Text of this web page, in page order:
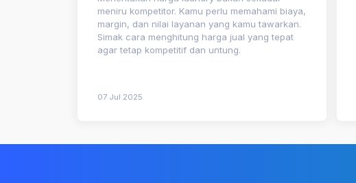
meniru kompetitor. Kamu perlu memahami biaya,
margin, dan nilai layanan yang kamu tawarkan.
Simak cara menghitung harga jual yang tepat
agar tetap kompetitif dan untung.
07 Jul 2025